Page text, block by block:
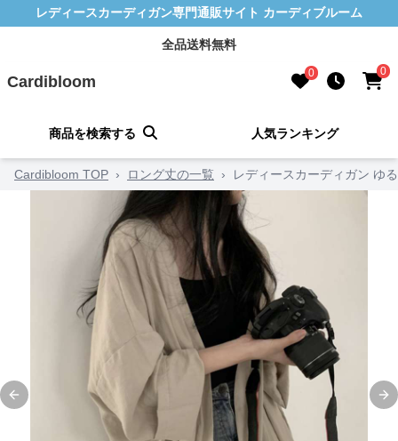
レディースカーディガン専門通販サイト カーディブルーム
全品送料無料
Cardibloom 0 0
商品を検索する 人気ランキング
Cardibloom TOP › ロング丈の一覧 › レディースカーディガン ゆ
Previous slide